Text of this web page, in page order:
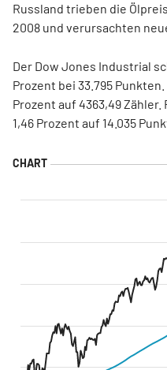
Russland trieben die
2008 und verursachten
Der Dow Jones Industrial
Prozent bei 33.795
Prozent auf 4363,49 Zähler.
1,46 Prozent auf 14.035